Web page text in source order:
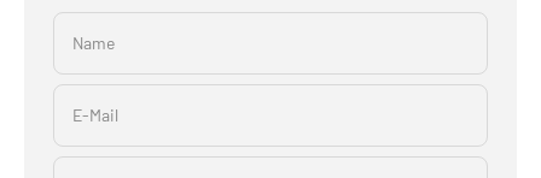
Name
E-Mail